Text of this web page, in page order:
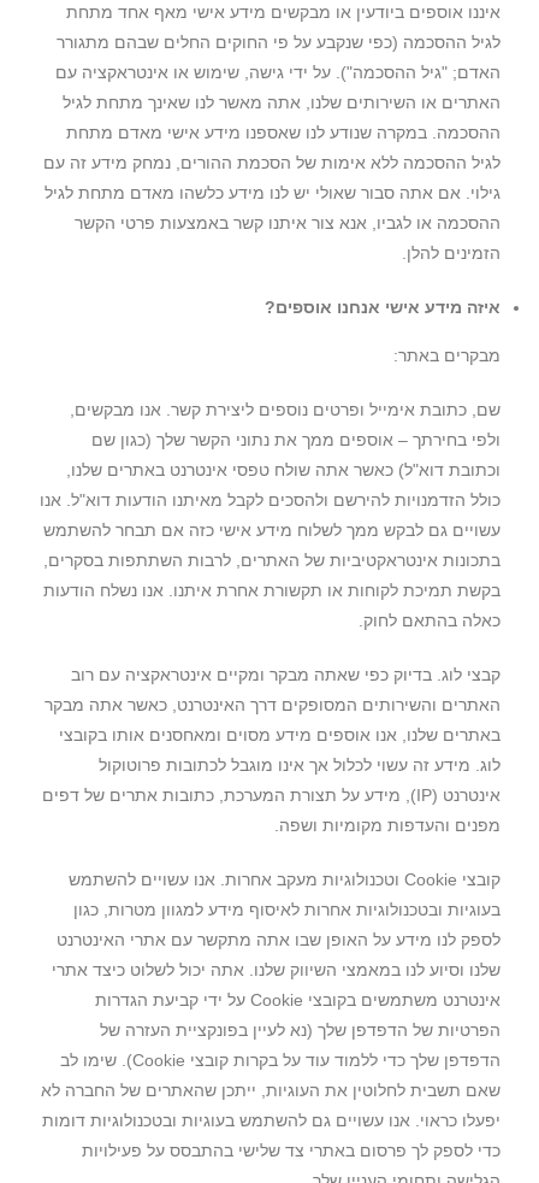
איננו אוספים ביודעין או מבקשים מידע אישי מאף אחד מתחת
לגיל ההסכמה (כפי שנקבע על פי החוקים החלים שבהם מתגורר
האדם; "גיל ההסכמה"). על ידי גישה, שימוש או אינטראקציה עם
האתרים או השירותים שלנו, אתה מאשר לנו שאינך מתחת לגיל
ההסכמה. במקרה שנודע לנו שאספנו מידע אישי מאדם מתחת
לגיל ההסכמה ללא אימות של הסכמת ההורים, נמחק מידע זה עם
גילוי. אם אתה סבור שאולי יש לנו מידע כלשהו מאדם מתחת לגיל
ההסכמה או לגביו, אנא צור איתנו קשר באמצעות פרטי הקשר
הזמינים להלן.
איזה מידע אישי אנחנו אוספים?
מבקרים באתר:
שם, כתובת אימייל ופרטים נוספים ליצירת קשר. אנו מבקשים,
ולפי בחירתך – אוספים ממך את נתוני הקשר שלך (כגון שם
וכתובת דוא"ל) כאשר אתה שולח טפסי אינטרנט באתרים שלנו,
כולל הזדמנויות להירשם ולהסכים לקבל מאיתנו הודעות דוא"ל. אנו
עשויים גם לבקש ממך לשלוח מידע אישי כזה אם תבחר להשתמש
בתכונות אינטראקטיביות של האתרים, לרבות השתתפות בסקרים,
בקשת תמיכת לקוחות או תקשורת אחרת איתנו. אנו נשלח הודעות
כאלה בהתאם לחוק.
קבצי לוג. בדיוק כפי שאתה מבקר ומקיים אינטראקציה עם רוב
האתרים והשירותים המסופקים דרך האינטרנט, כאשר אתה מבקר
באתרים שלנו, אנו אוספים מידע מסוים ומאחסנים אותו בקובצי
לוג. מידע זה עשוי לכלול אך אינו מוגבל לכתובות פרוטוקול
אינטרנט (IP), מידע על תצורת המערכת, כתובות אתרים של דפים
מפנים והעדפות מקומיות ושפה.
קובצי Cookie וטכנולוגיות מעקב אחרות. אנו עשויים להשתמש
בעוגיות ובטכנולוגיות אחרות לאיסוף מידע למגוון מטרות, כגון
לספק לנו מידע על האופן שבו אתה מתקשר עם אתרי האינטרנט
שלנו וסיוע לנו במאמצי השיווק שלנו. אתה יכול לשלוט כיצד אתרי
אינטרנט משתמשים בקובצי Cookie על ידי קביעת הגדרות
הפרטיות של הדפדפן שלך (נא לעיין בפונקציית העזרה של
הדפדפן שלך כדי ללמוד עוד על בקרות קובצי Cookie). שימו לב
שאם תשבית לחלוטין את העוגיות, ייתכן שהאתרים של החברה לא
יפעלו כראוי. אנו עשויים גם להשתמש בעוגיות ובטכנולוגיות דומות
כדי לספק לך פרסום באתרי צד שלישי בהתבסס על פעילויות